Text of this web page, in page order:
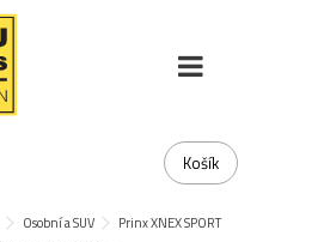
Košík
Osobní a SUV
Prinx XNEX SPORT